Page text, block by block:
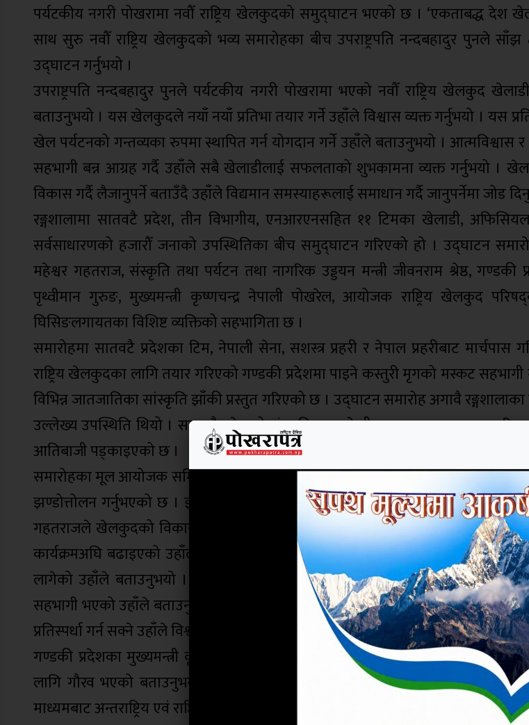
पर्यटकीय नगरी पोखरामा नवौँ राष्ट्रिय खेलकुदको समुद्घाटन भएको छ । ‘एकताबद्ध देश
साथ सुरु नवौँ राष्ट्रिय खेलकुदको भव्य समारोहका बीच उपराष्ट्रपति नन्दबहादुर पुनले साँझ
उद्घाटन गर्नुभयो ।
उपराष्ट्रपति नन्दबहादुर पुनले पर्यटकीय नगरी पोखरामा भएको नवौँ राष्ट्रिय खेलकुद
बताउनुभयो । यस खेलकुदले नयाँ नयाँ प्रतिभा तयार गर्ने उहाँले विश्वास व्यक्त गर्नुभयो । यस
खेल पर्यटनको गन्तव्यका रुपमा स्थापित गर्न योगदान गर्ने उहाँले बताउनुभयो ।
सहभागी बन्न आग्रह गर्दै उहाँले सबै खेलाडीलाई सफलताको शुभकामना व्यक्त गर्नुभयो ।
विकास गर्दै लैजानुपर्ने बताउँदै उहाँले विद्यमान समस्याहरूलाई समाधान गर्दै जानुपर्नेमा जोड
रङ्गशालामा सातवटै प्रदेश, तीन विभागीय, एनआरएनसहित ११ टिमका खेलाडी,
सर्वसाधारणको हजारौँ जनाको उपस्थितिका बीच समुद्घाटन गरिएको हो । उद्घाटन
महेश्वर गहतराज, संस्कृति तथा पर्यटन तथा नागरिक उड्डयन मन्त्री जीवनराम श्रेष्ठ,
पृथ्वीमान गुरुङ, मुख्यमन्त्री कृष्णचन्द्र नेपाली पोखरेल, आयोजक राष्ट्रिय खेलकुद
घिसिङलगायतका विशिष्ट व्यक्तिको सहभागिता छ ।
समारोहमा सातवटै प्रदेशका टिम, नेपाली सेना, सशस्त्र प्रहरी र नेपाल प्रहरीबाट मार्चपास
राष्ट्रिय खेलकुदका लागि तयार गरिएको गण्डकी प्रदेशमा पाइने कस्तुरी मृगको मस्कट
विभिन्न जातजातिका सांस्कृति झाँकी प्रस्तुत गरिएको छ । उद्घाटन समारोह अगावै
उल्लेख्य उपस्थिति थियो । सातवटै प्रदेशको संस्कृति झल्कने गीत तथा नृत्यहरू प्रस्तुत
आतिबाजी पड्काइएको छ ।
समारोहका मूल आयोजक समितिका अध्यक्ष एवं युवा तथा खेलकुदमन्त्री महेश्वरजङ्ग गहतराजले
झण्डोत्तोलन गर्नुभएको छ । झण्डामा गण्डकी प्रदेशको राजधानी पोखरा र माछापुच्छ«ेलाई
गहतराजले खेलकुदको विकासका लागि तीनवटै तहका सरकार लाग्नुपर्ने बताउनुभयो ।
कार्यक्रमअघि बढाइएको उहाँले बताउनुभयो । केन्द्रदेखि स्थानीय तहसम्म खेलसम्बद्ध
लागेको उहाँले बताउनुभयो । सङ्घीय संरचनाअनुसार सबै प्रदेशले आफ्नो तयारी सहित
सहभागी भएको उहाँले बताउनुभयो । यस प्रतियोगितासँगै आगामी दिनमा तयार हुने खेलाडीहरू
प्रतिस्पर्धा गर्न सक्ने उहाँले विश्वास व्यक्त गर्नुभयो ।
गण्डकी प्रदेशका मुख्यमन्त्री कृष्णचन्द्र नेपाली पोखरेलले गण्डकी प्रदेशमा नवौँ राष्ट्रिय
लागि गौरव भएको बताउनुभयो । गण्डकी प्रदेशमा खेल पर्यटनका पर्याप्त सम्भावना रहेको
माध्यमबाट अन्तराष्ट्रिय एवं राष्ट्रिय रुपमा एकता कायम गर्न सकिने उहाँले बताउनुभयोे ।